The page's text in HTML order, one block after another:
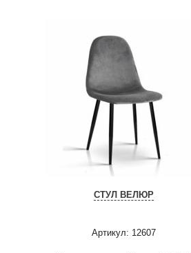
СТУЛ ВЕЛЮР
Артикул: 12607